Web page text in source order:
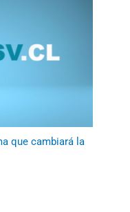
que cambiará la